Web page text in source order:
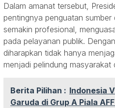
Dalam amanat tersebut,
pentingnya penguatan sumber
semakin profesional,
pada pelayanan publik.
diharapkan tidak hanya
menjadi pelindung masyarakat
Berita Pilihan : Indonesia
Garuda di Grup A Piala